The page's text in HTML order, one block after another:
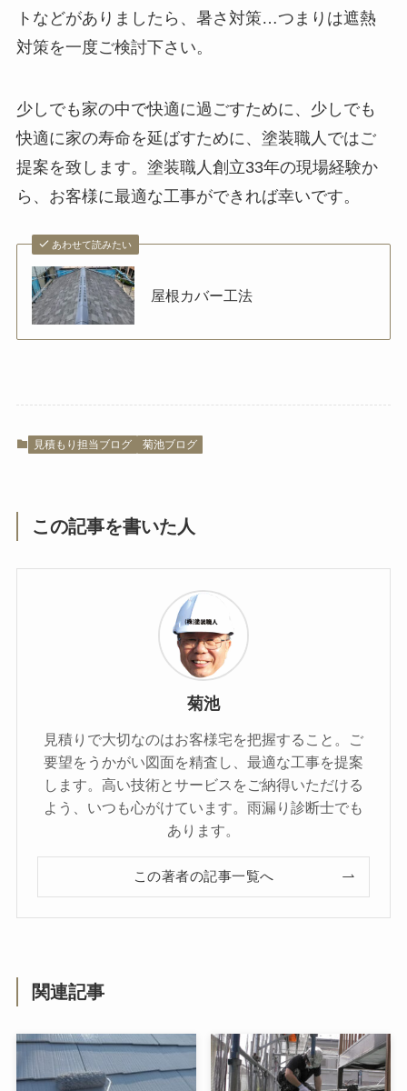
トなどがありましたら、暑さ対策…つまりは遮熱
対策を一度ご検討下さい。
少しでも家の中で快適に過ごすために、少しでも
快適に家の寿命を延ばすために、塗装職人ではご
提案を致します。塗装職人創立33年の現場経験か
ら、お客様に最適な工事ができれば幸いです。
あわせて読みたい
屋根カバー工法
見積もり担当ブログ 菊池ブログ
この記事を書いた人
菊池
見積りで大切なのはお客様宅を把握すること。ご
要望をうかがい図面を精査し、最適な工事を提案
します。高い技術とサービスをご納得いただける
よう、いつも心がけています。雨漏り診断士でも
あります。
この著者の記事一覧へ
関連記事